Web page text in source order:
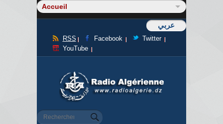
عربي
RSS Facebook
Twitter
YouTube
Formulaire de recherche
Rechercher